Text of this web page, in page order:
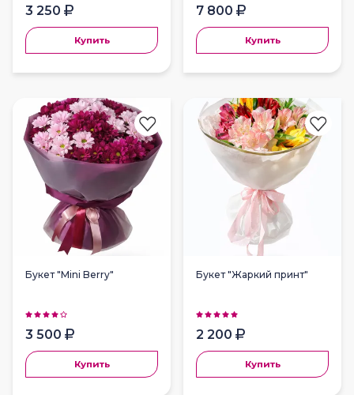
3 250
Купить
7 800
Купить
Букет "Mini Berry"
3 500
Купить
Букет "Жаркий принт"
2 200
Купить